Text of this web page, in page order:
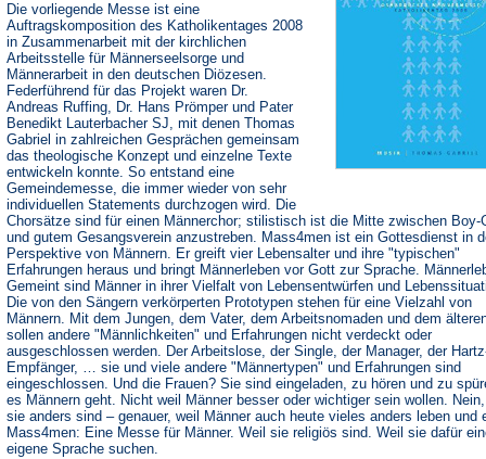
Die vorliegende Messe ist eine
Auftragskomposition des Katholikentages 2008
in Zusammenarbeit mit der kirchlichen
Arbeitsstelle für Männerseelsorge und
Männerarbeit in den deutschen Diözesen.
Federführend für das Projekt waren Dr.
Andreas Ruffing, Dr. Hans Prömper und Pater
Benedikt Lauterbacher SJ, mit denen Thomas
Gabriel in zahlreichen Gesprächen gemeinsam
das theologische Konzept und einzelne Texte
entwickeln konnte. So entstand eine
Gemeindemesse, die immer wieder von sehr
individuellen Statements durchzogen wird. Die
Chorsätze sind für einen Männerchor; stilistisch ist die Mitte zwischen Boy-
und gutem Gesangsverein anzustreben. Mass4men ist ein Gottesdienst in
Perspektive von Männern. Er greift vier Lebensalter und ihre "typischen"
Erfahrungen heraus und bringt Männerleben vor Gott zur Sprache.
Gemeint sind Männer in ihrer Vielfalt von Lebensentwürfen und
Die von den Sängern verkörperten Prototypen stehen für eine Vielzahl von
Männern. Mit dem Jungen, dem Vater, dem Arbeitsnomaden und dem
sollen andere "Männlichkeiten" und Erfahrungen nicht verdeckt oder
ausgeschlossen werden. Der Arbeitslose, der Single, der Manager, der
Empfänger, … sie und viele andere "Männertypen" und Erfahrungen sind
eingeschlossen. Und die Frauen? Sie sind eingeladen, zu hören und zu
es Männern geht. Nicht weil Männer besser oder wichtiger sein wollen.
sie anders sind – genauer, weil Männer auch heute vieles anders leben und
Mass4men: Eine Messe für Männer. Weil sie religiös sind. Weil sie dafür
eigene Sprache suchen.